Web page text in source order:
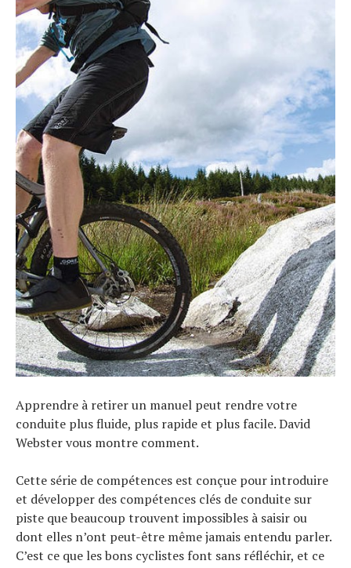
Apprendre à retirer un manuel peut rendre votre
conduite plus fluide, plus rapide et plus facile. David
Webster vous montre comment.
Cette série de compétences est conçue pour introduire
et développer des compétences clés de conduite sur
piste que beaucoup trouvent impossibles à saisir ou
dont elles n’ont peut-être même jamais entendu parler.
C’est ce que les bons cyclistes font sans réfléchir, et ce